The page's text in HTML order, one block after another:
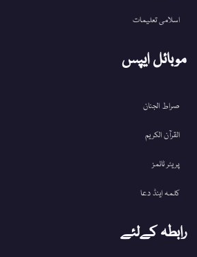
اسلامی تعلیمات
موبائل ایپس
صراط الجنان
القرآن الکریم
پریئر ٹائمز
کلمہ اینڈ دعا
رابطہ کےلئے